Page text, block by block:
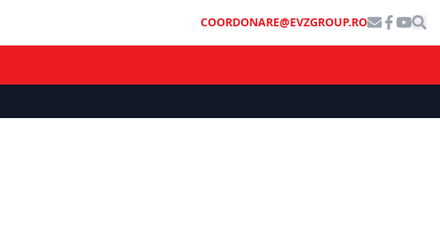
COORDONARE@EVZGROUP.RO